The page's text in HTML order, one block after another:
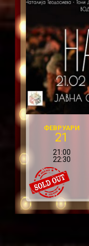
ФЕВРУАРИ
21
21:00
22:30